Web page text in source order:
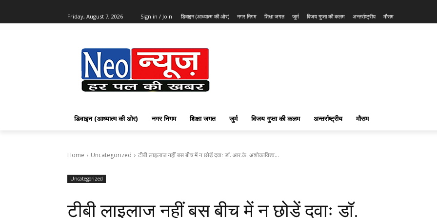
Friday, August 7, 2026 Sign in / Join डिवाइन (आध्यात्म की ओर) नगर निगम शिक्षा जगत जुर्म विजय गुप्ता की कलम अन्तर्राष्ट्रीय मौसम
डिवाइन (आध्यात्म की ओर) नगर निगम शिक्षा जगत जुर्म विजय गुप्ता की कलम अन्तर्राष्ट्रीय मौसम
Home Uncategorized टीबी लाइलाज नहीं बस बीच में न छोड़ें दवाः डॉ. आर.के. अशोकाविश्व...
Uncategorized
टीबी लाइलाज नहीं बस बीच में न छोड़ें दवाः डॉ.